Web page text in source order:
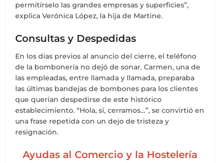
permitírselo las grandes empresas y superficies”,
explica Verónica López, la hija de Martine.
Consultas y Despedidas
En los días previos al anuncio del cierre, el teléfono
de la bombonería no dejó de sonar. Carmen, una de
las empleadas, entre llamada y llamada, preparaba
las últimas bandejas de bombones para los clientes
que querían despedirse de este histórico
establecimiento. “Hola, sí, cerramos…”, se convirtió en
una frase repetida con un dejo de tristeza y
resignación.
Ayudas al Comercio y la Hostelería